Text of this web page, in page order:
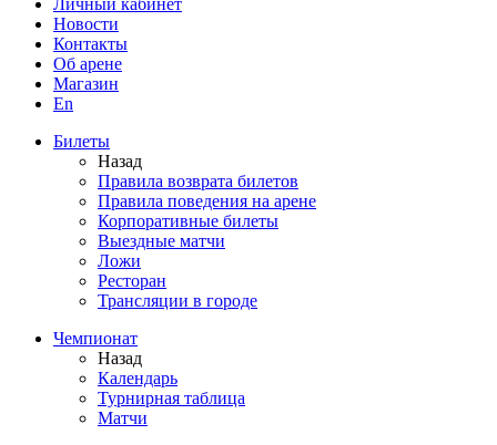
Личный кабинет
Новости
Контакты
Об арене
Магазин
En
Билеты
Назад
Правила возврата билетов
Правила поведения на арене
Корпоративные билеты
Выездные матчи
Ложи
Ресторан
Трансляции в городе
Чемпионат
Назад
Календарь
Турнирная таблица
Матчи